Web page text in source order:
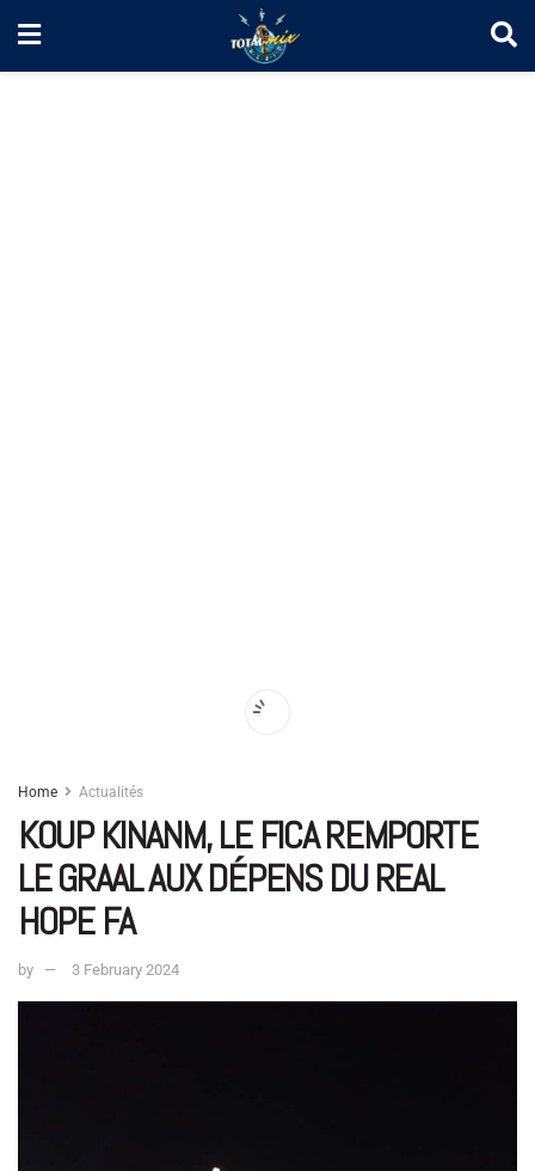
Home Actualités
KOUP KINANM, LE FICA REMPORTE
LE GRAAL AUX DÉPENS DU REAL
HOPE FA
by 3 February 2024